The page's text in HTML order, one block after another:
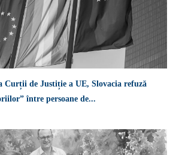
Curții de Justiție a UE, Slovacia refuză
între persoane de...